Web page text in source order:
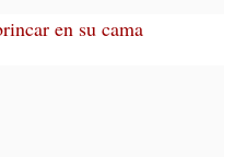
en su cama